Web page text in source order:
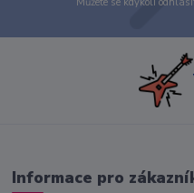
Informace pro